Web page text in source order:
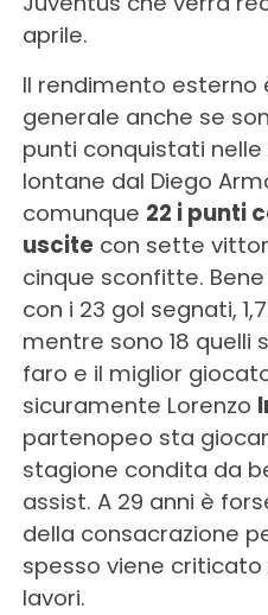
aprile.
Il rendimento esterno
generale anche se
punti conquistati
lontane dal Diego
comunque 22 i punti
uscitecon sette
cinque sconfitte.
con i 23 gol segnati,
mentre sono 18 quelli
faro e il miglior
sicuramente Lorenzo
partenopeo sta
stagione condita da
assist. A 29 anni è
della consacrazione
spesso viene
lavori.